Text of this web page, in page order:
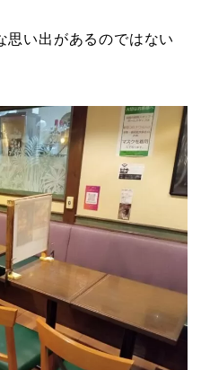
思い出があるのではない